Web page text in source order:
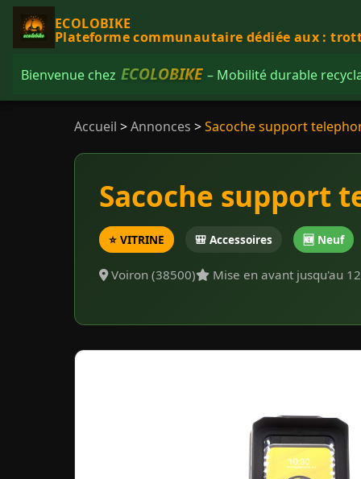
ECOLOBIKE
Plateforme communautaire dédiée aux :
Bienvenue chez ECOLOBIKE – Mobilité durable
Accueil >Annonces >Sacoche support
Sacoche support
⭐ VITRINE 🎒 Accessoires 🆕 Neuf
Voiron (38500) Mise en avant jusqu'au